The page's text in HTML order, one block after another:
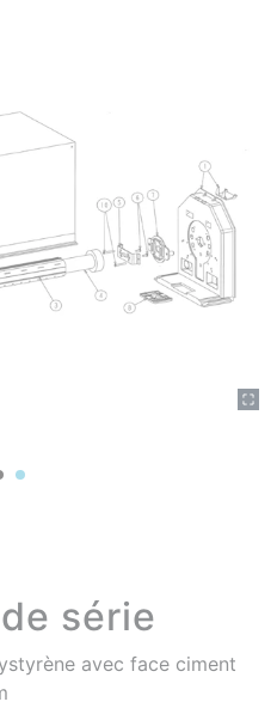
série
avec face ciment